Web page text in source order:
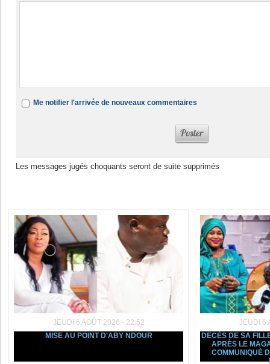
Me notifier l'arrivée de nouveaux commentaires
Les messages jugés choquants seront de suite supprimés
JEUDI 6 AOÛT 2026 - 22:52
MISE AU POINT D'ABY NDOUR
JEUDI 6
DÉCÈS DE SA
APRÈS LE
COMMUNIQUÉ